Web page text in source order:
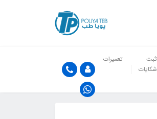
ثبت
شکایات
تعمیرات